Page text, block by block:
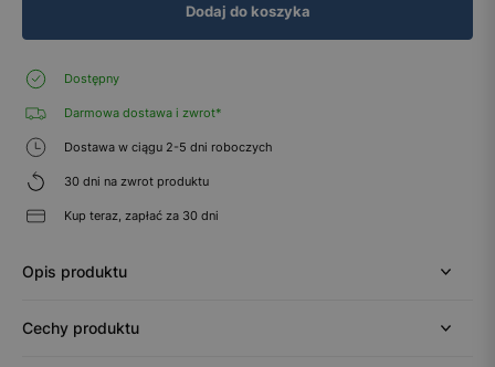
Dodaj do koszyka
Dostępny
Darmowa dostawa i zwrot*
Dostawa w ciągu 2-5 dni roboczych
30 dni na zwrot produktu
Kup teraz, zapłać za 30 dni
Opis produktu
Cechy produktu